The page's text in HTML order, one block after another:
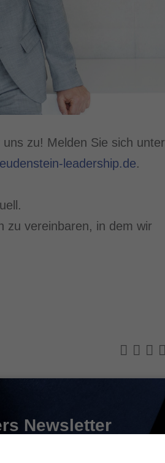
zu! Melden Sie sich unter
leadership.de.
zu vereinbaren, in dem wir
Newsletter